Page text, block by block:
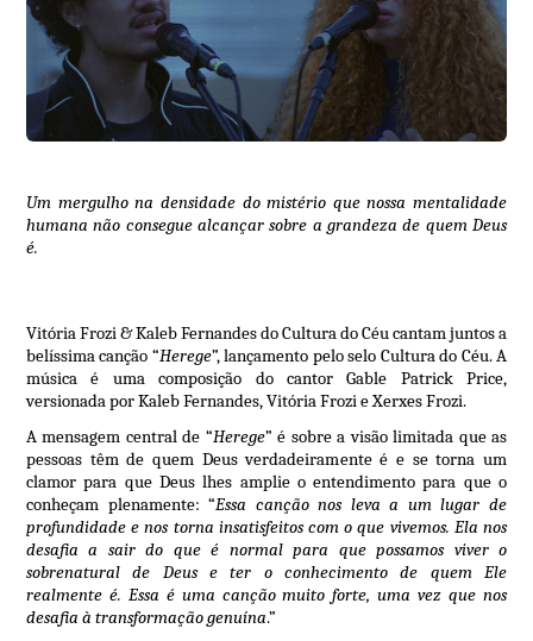
Um mergulho na densidade do mistério que nossa mentalidade
humana não consegue alcançar sobre a grandeza de quem Deus
é.
Vitória Frozi & Kaleb Fernandes do Cultura do Céu cantam juntos a
belíssima canção “Herege”, lançamento pelo selo Cultura do Céu. A
música é uma composição do cantor Gable Patrick Price,
versionada por Kaleb Fernandes, Vitória Frozi e Xerxes Frozi.
A mensagem central de “Herege” é sobre a visão limitada que as
pessoas têm de quem Deus verdadeiramente é e se torna um
clamor para que Deus lhes amplie o entendimento para que o
conheçam plenamente: “Essa canção nos leva a um lugar de
profundidade e nos torna insatisfeitos com o que vivemos. Ela nos
desafia a sair do que é normal para que possamos viver o
sobrenatural de Deus e ter o conhecimento de quem Ele
realmente é. Essa é uma canção muito forte, uma vez que nos
desafia à transformação genuína.”